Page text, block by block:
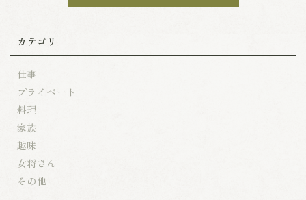
カテゴリ
仕事
プライベート
料理
家族
趣味
女将さん
その他